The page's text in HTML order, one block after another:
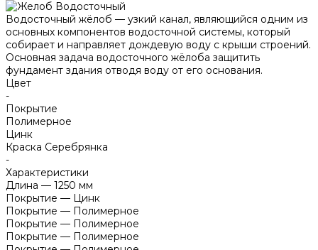
Водосточный жёлоб — узкий канал, являющийся одним из
основных компонентов водосточной системы, который
собирает и направляет дождевую воду с крыши строений.
Основная задача водосточного жёлоба защитить
фундамент здания отводя воду от его основания.
Цвет
-
Покрытие
Полимерное
Цинк
Краска Серебрянка
-
Характеристики
Длина — 1250 мм
Покрытие — Цинк
Покрытие — Полимерное
Покрытие — Полимерное
Покрытие — Полимерное